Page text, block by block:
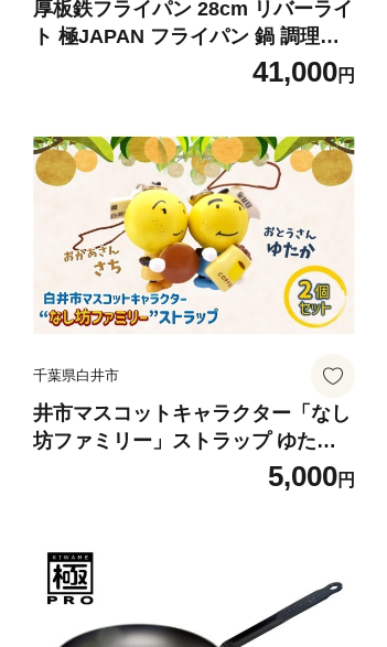
厚板鉄フライパン 28cm リバーライ
ト 極JAPAN フライパン 鍋 調理器
具 キッチン用品 千葉県 白井市
41,000円
千葉県白井市
井市マスコットキャラクター「なし
坊ファミリー」ストラップ ゆたか
とさちの「夫婦円満」2個セット
5,000円